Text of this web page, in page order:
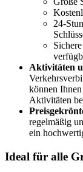
24-
Aktivitäten
können
Aktivitäten
regelmäßig
ein
Ideal für alle